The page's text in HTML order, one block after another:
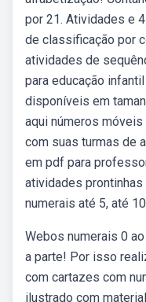
por 21. Atividades e
de classificação por
atividades de
para educação
disponíveis em
aqui números
com suas turmas de
em pdf para
atividades
numerais até 5, até
Webos numerais 0
a parte! Por isso
com cartazes com
ilustrado com